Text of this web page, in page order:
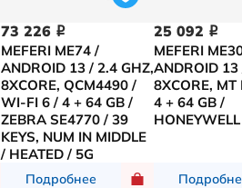
73 226 i
MEFERI ME74 /
ANDROID 13 / 2.4 GHZ,
8XCORE, QCM4490 /
WI-FI 6 / 4 + 64 GB /
ZEBRA SE4770 / 39
KEYS, NUM IN MIDDLE
/ HEATED / 5G
Подробнее
25 092 i
MEFERI
ANDROID
8XCORE,
4 + 64 GB /